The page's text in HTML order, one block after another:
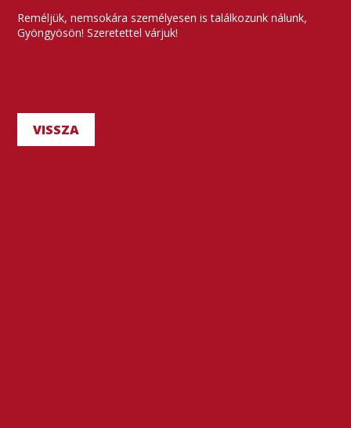
Reméljük, nemsokára személyesen is találkozunk nálunk,
Gyöngyösön! Szeretettel várjuk!
VISSZA